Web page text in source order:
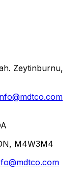
Zeytinburnu,
M4W3M4